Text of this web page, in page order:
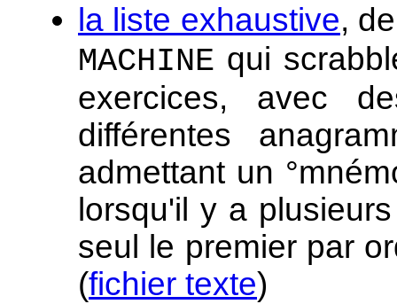
la liste exhaustive,
MACHINE qui
exercices, avec
différentes
admettant un
lorsqu'il y a
seul le premier par
(fichier texte)